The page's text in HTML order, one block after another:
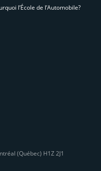
(Québec) H1Z 2J1
l’École de l’Automobile?